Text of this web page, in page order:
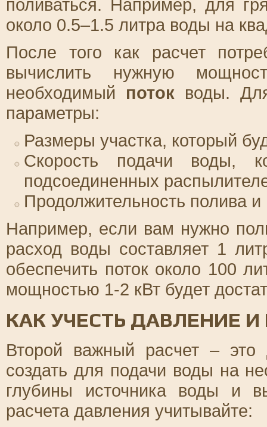
поливаться. Например, для
около 0.5–1.5 литра воды на
После того как расчет
вычислить нужную
необходимый потокводы. Для
параметры:
Размеры участка, который
Скорость подачи воды,
подсоединенных
Продолжительность полива и
Например, если вам нужно
расход воды составляет 1
обеспечить поток около 100
мощностью 1-2 кВт будет
КАК УЧЕСТЬ ДАВЛЕНИЕ
Второй важный расчет – это
создать для подачи воды на
глубины источника воды и
расчета давления учитывайте: